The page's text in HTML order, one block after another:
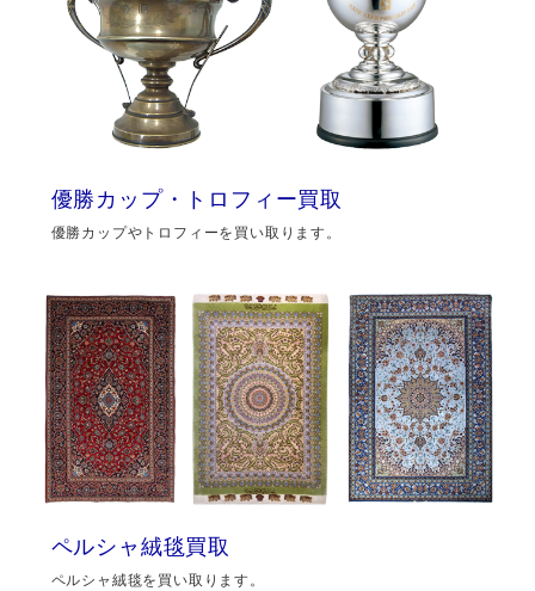
優勝カップ・トロフィー買取
優勝カップやトロフィーを買い取ります。
ペルシャ絨毯買取
ペルシャ絨毯を買い取ります。